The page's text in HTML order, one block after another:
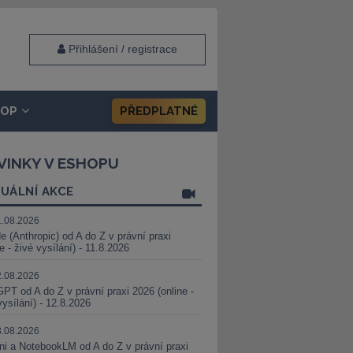
Přihlášení / registrace
PŘEDPLATNÉ
V ESHOPU
AKCE
(Anthropic) od A do Z v právní praxi
- živé vysílání) - 11.8.2026
od A do Z v právní praxi 2026 (online -
- 12.8.2026
a NotebookLM od A do Z v právní praxi